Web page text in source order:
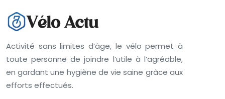
Activité sans limites d’âge, le vélo permet à
toute personne de joindre l’utile à l’agréable,
en gardant une hygiène de vie saine grâce aux
efforts effectués.